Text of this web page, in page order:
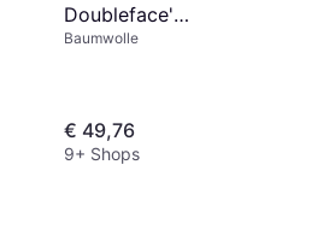
Doubleface'
Badezimmerhandtuch Silber
Baumwolle
€ 49,76
9+ Shops